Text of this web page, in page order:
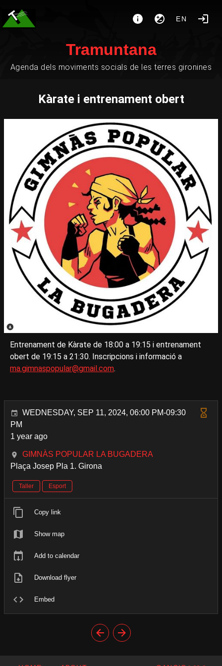
EN
Tramuntana
Agenda dels moviments socials de les terres gironines
Kàrate i entrenament obert
Entrenament de Kàrate de 18:00 a 19:15 i entrenament
obert de 19:15 a 21:30. Inscripcions i informació a
ma.gimnaspopular@gmail.com.
WEDNESDAY, SEP 11, 2024, 06:00 PM-09:30
PM
1 year ago
GIMNÀS POPULAR LA BUGADERA
Plaça Josep Pla 1. Girona
Taller Esport
Copy link
Show map
Add to calendar
Download flyer
Embed